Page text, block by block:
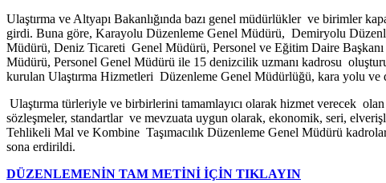
Ulaştırma ve Altyapı Bakanlığında bazı genel müdürlükler ve birimler
girdi. Buna göre, Karayolu Düzenleme Genel Müdürü, Demiryolu
Müdürü, Deniz Ticareti Genel Müdürü, Personel ve Eğitim Daire
Müdürü, Personel Genel Müdürü ile 15 denizcilik uzmanı kadrosu
kurulan Ulaştırma Hizmetleri Düzenleme Genel Müdürlüğü, kara yolu
Ulaştırma türleriyle ve birbirlerini tamamlayıcı olarak hizmet verecek
sözleşmeler, standartlar ve mevzuata uygun olarak, ekonomik, seri,
Tehlikeli Mal ve Kombine Taşımacılık Düzenleme Genel Müdürü
sona erdirildi.
DÜZENLEMENİN TAM METİNİ İÇİN TIKLAYIN